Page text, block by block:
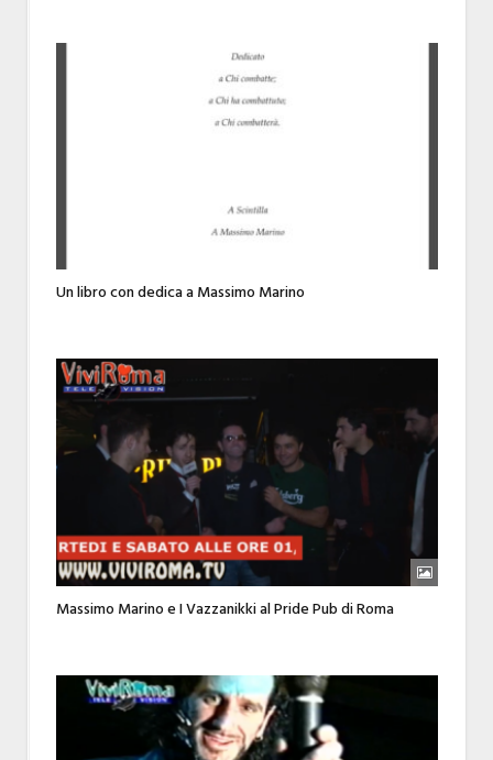
Un libro con dedica a Massimo Marino
Massimo Marino e I Vazzanikki al Pride Pub di Roma